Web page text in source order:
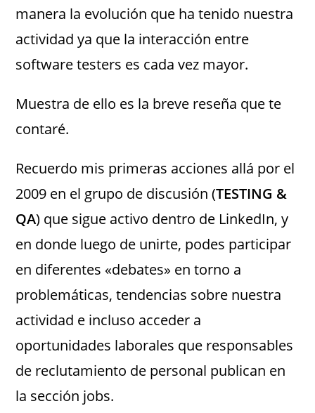
manera la evolución que ha tenido nuestra
actividad ya que la interacción entre
software testers es cada vez mayor.
Muestra de ello es la breve reseña que te
contaré.
Recuerdo mis primeras acciones allá por el
2009 en el grupo de discusión (TESTING &
QA) que sigue activo dentro de LinkedIn, y
en donde luego de unirte, podes participar
en diferentes «debates» en torno a
problemáticas, tendencias sobre nuestra
actividad e incluso acceder a
oportunidades laborales que responsables
de reclutamiento de personal publican en
la sección jobs.